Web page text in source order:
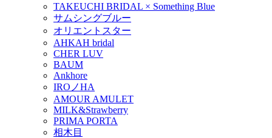
TAKEUCHI BRIDAL × Something Blue
サムシングブルー
オリエントスター
AHKAH bridal
CHER LUV
BAUM
Ankhore
IROノHA
AMOUR AMULET
MILK&Strawberry
PRIMA PORTA
相木目